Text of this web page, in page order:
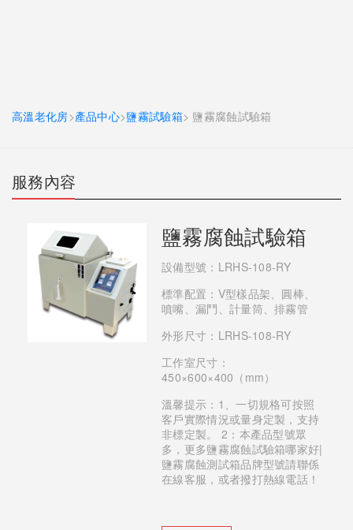
高溫老化房>產品中心>鹽霧試驗箱> 鹽霧腐蝕試驗箱
服務內容
鹽霧腐蝕試驗箱
設備型號：LRHS-108-RY
標準配置：V型樣品架、圓棒、
噴嘴、漏鬥、計量筒、排霧管
外形尺寸：LRHS-108-RY
工作室尺寸：
450×600×400（mm）
溫馨提示：1、一切規格可按照
客戶實際情況或量身定製，支持
非標定製。 2：本產品型號眾
多，更多鹽霧腐蝕試驗箱哪家好|
鹽霧腐蝕測試箱品牌型號請聯係
在線客服，或者撥打熱線電話！